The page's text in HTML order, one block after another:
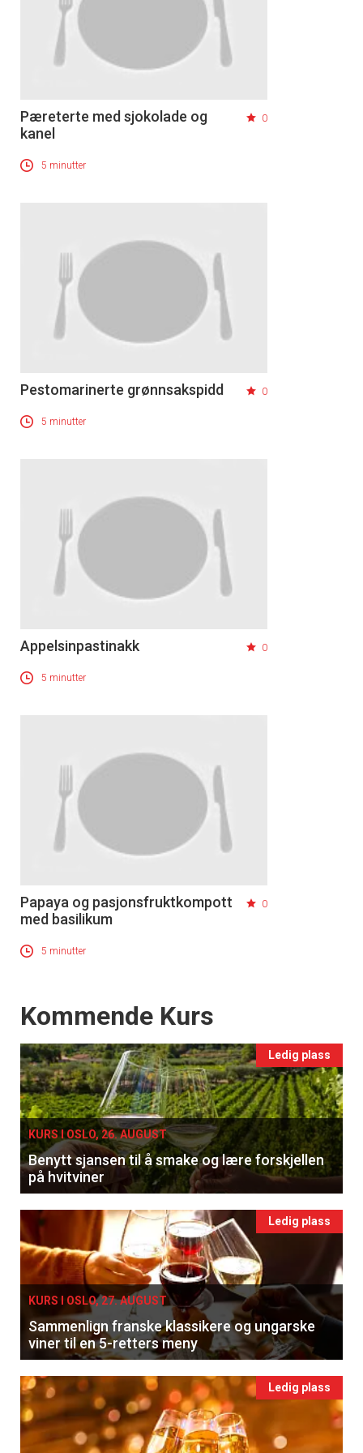
×
Få ukentlige nyhetsbrev fra
Apéritif
Vi tilbyr flere ukentlige nyhetsbrev. Du
Pæreterte med sjokolade og
kanel
0
5 minutter
Pestomarinerte grønnsakspidd 0
5 minutter
Appelsinpastinakk 0
5 minutter
Papaya og pasjonsfruktkompott
med basilikum
0
5 minutter
Events
Kommende Kurs
Ledig plass
KURS I OSLO, 26. AUGUST
Benytt sjansen til å smake og lære forskjellen
på hvitviner
Ledig plass
KURS I OSLO, 27. AUGUST
Sammenlign franske klassikere og ungarske
viner til en 5-retters meny
Ledig plass